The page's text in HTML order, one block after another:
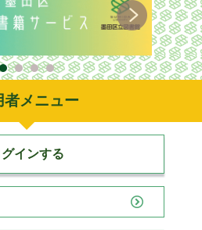
者メニュー
グインする